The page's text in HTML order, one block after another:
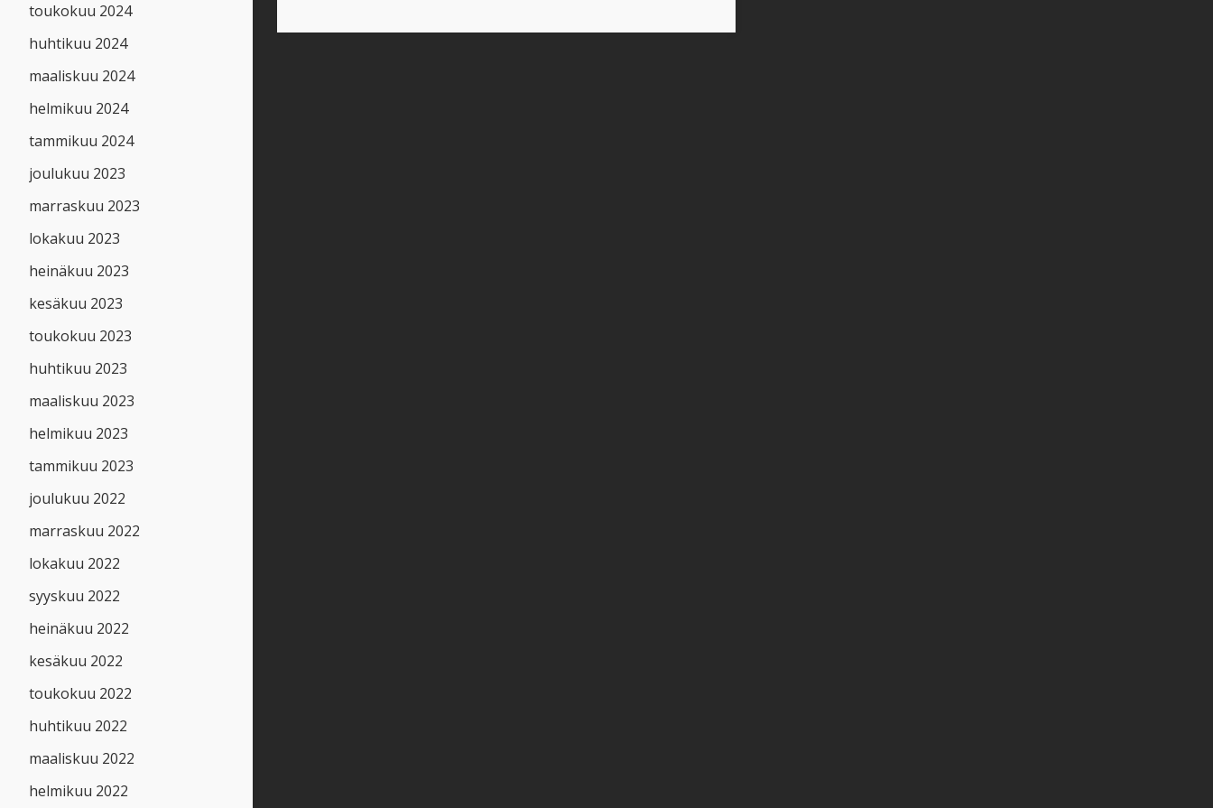
toukokuu 2024
huhtikuu 2024
maaliskuu 2024
helmikuu 2024
tammikuu 2024
joulukuu 2023
marraskuu 2023
lokakuu 2023
heinäkuu 2023
kesäkuu 2023
toukokuu 2023
huhtikuu 2023
maaliskuu 2023
helmikuu 2023
tammikuu 2023
joulukuu 2022
marraskuu 2022
lokakuu 2022
syyskuu 2022
heinäkuu 2022
kesäkuu 2022
toukokuu 2022
huhtikuu 2022
maaliskuu 2022
helmikuu 2022